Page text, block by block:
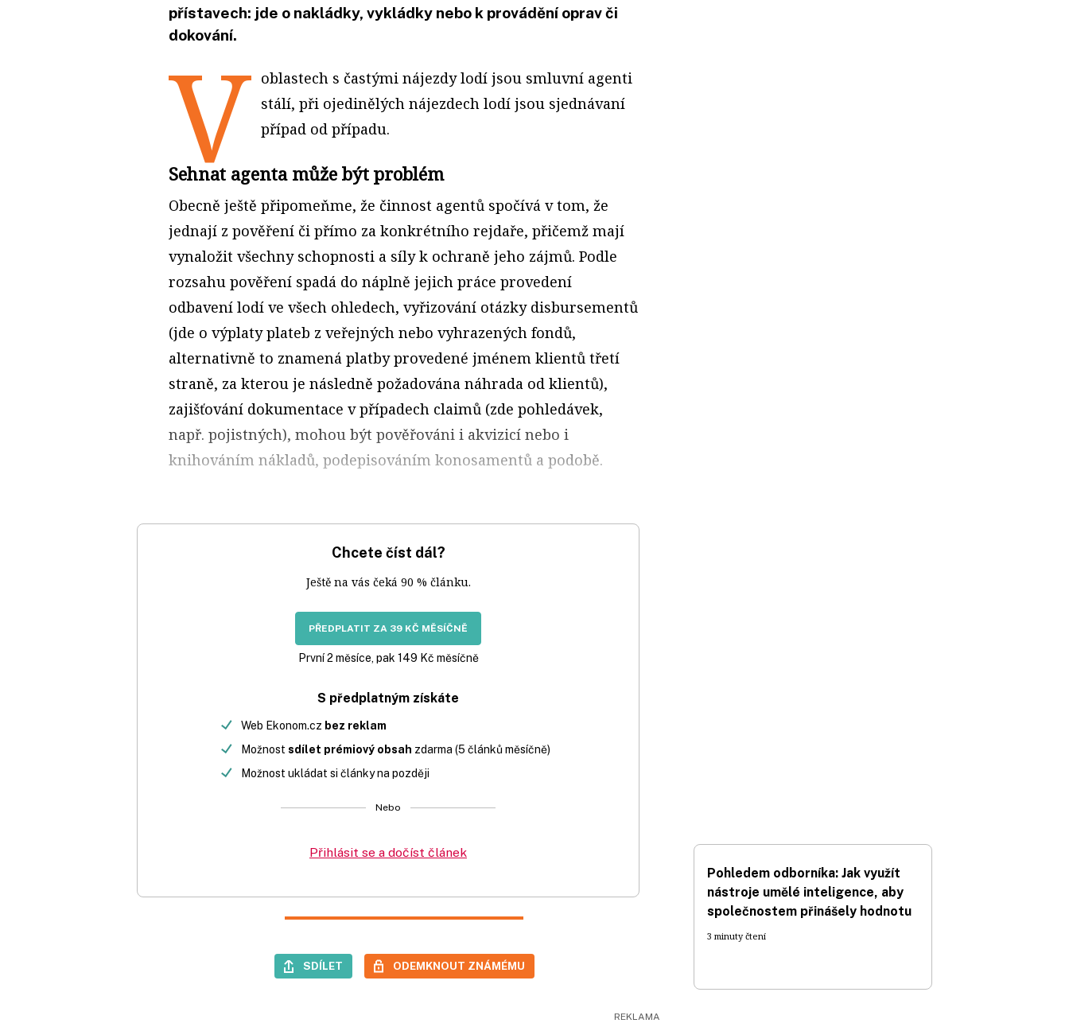
přístavech: jde o nakládky, vykládky nebo k provádění oprav či
dokování.
V oblastech s častými nájezdy lodí jsou smluvní agenti
stálí, při ojedinělých nájezdech lodí jsou sjednávaní
případ od případu.
Sehnat agenta může být problém
Obecně ještě připomeňme, že činnost agentů spočívá v tom, že
jednají z pověření či přímo za konkrétního rejdaře, přičemž mají
vynaložit všechny schopnosti a síly k ochraně jeho zájmů. Podle
rozsahu pověření spadá do náplně jejich práce provedení
odbavení lodí ve všech ohledech, vyřizování otázky disbursementů
(jde o výplaty plateb z veřejných nebo vyhrazených fondů,
alternativně to znamená platby provedené jménem klientů třetí
straně, za kterou je následně požadována náhrada od klientů),
zajišťování dokumentace v případech claimů (zde pohledávek,
např. pojistných), mohou být pověřováni i akvizicí nebo i
knihováním nákladů, podepisováním konosamentů a podobě.
Chcete číst dál?
Ještě na vás čeká 90 % článku.
PŘEDPLATIT ZA 39 KČ MĚSÍČNĚ
První 2 měsíce, pak 149 Kč měsíčně
S předplatným získáte
Web Ekonom.cz bez reklam
Možnost sdílet prémiový obsah zdarma (5 článků měsíčně)
Možnost ukládat si články na později
Nebo
Přihlásit se a dočíst článek
SDÍLET ODEMKNOUT ZNÁMÉMU
Pohledem odborníka: Jak využít
nástroje umělé inteligence, aby
společnostem přinášely hodnotu
3 minuty čtení